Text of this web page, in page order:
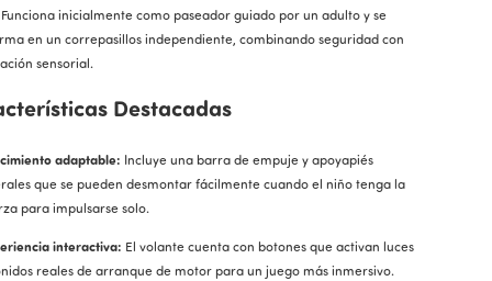
inicialmente como paseador guiado por un adulto y se
en un correpasillos independiente, combinando seguridad con
sensorial.
Destacadas
adaptable: Incluye una barra de empuje y apoyapiés
que se pueden desmontar fácilmente cuando el niño tenga la
para impulsarse solo.
interactiva: El volante cuenta con botones que activan luces
reales de arranque de motor para un juego más inmersivo.